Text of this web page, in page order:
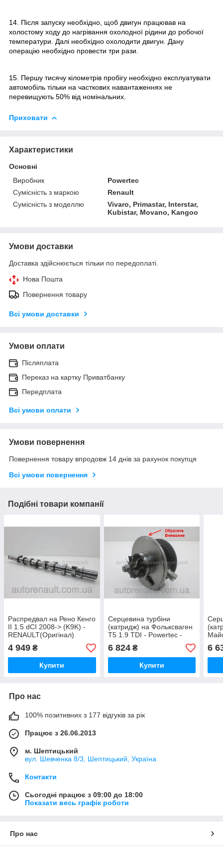
14. Після запуску необхідно, щоб двигун працював на
холостому ходу до нагрівання охолодної рідини до робочої
температури. Далі необхідно охолодити двигун. Дану
операцію необхідно провести три рази.
15. Першу тисячу кілометрів пробігу необхідно експлуатувати
автомобіль тільки на часткових навантаженнях не
перевищують 50% від номінальних.
Приховати
Характеристики
Основні
Виробник
Powertec
Сумісність з маркою
Renault
Сумісність з моделлю
Vivaro, Primastar, Interstar,
Kubistar, Movano, Kangoo
Умови доставки
Доставка здійснюється тільки по передоплаті.
Нова Пошта
Повернення товару
Всі умови доставки
Умови оплати
Післяплата
Переказ на картку Приватбанку
Передплата
Всі умови оплати
Умови повернення
Повернення товару впродовж 14 днів за рахунок покупця
Всі умови повернення
Подібні товари компанії
Распредвал на Рено Кенго
II 1.5 dCI 2008-> (K9K) -
RENAULT(Оригінал)
130209682R
4 949 ₴
Купити
Серцевина турбіни
(катридж) на Фольксваген
Т5 1.9 TDI - Powertec -
BV39 54399700009
6 824₴
Купити
6
Про нас
100% позитивних з 177 відгуків за рік
Працює з 26.06.2013
м. Шептицький
вул. Шевченка 8/3, Шептицький, Україна
Контакти
Сьогодні працює з 09:00 до 18:00
Показати весь графік роботи
Про нас